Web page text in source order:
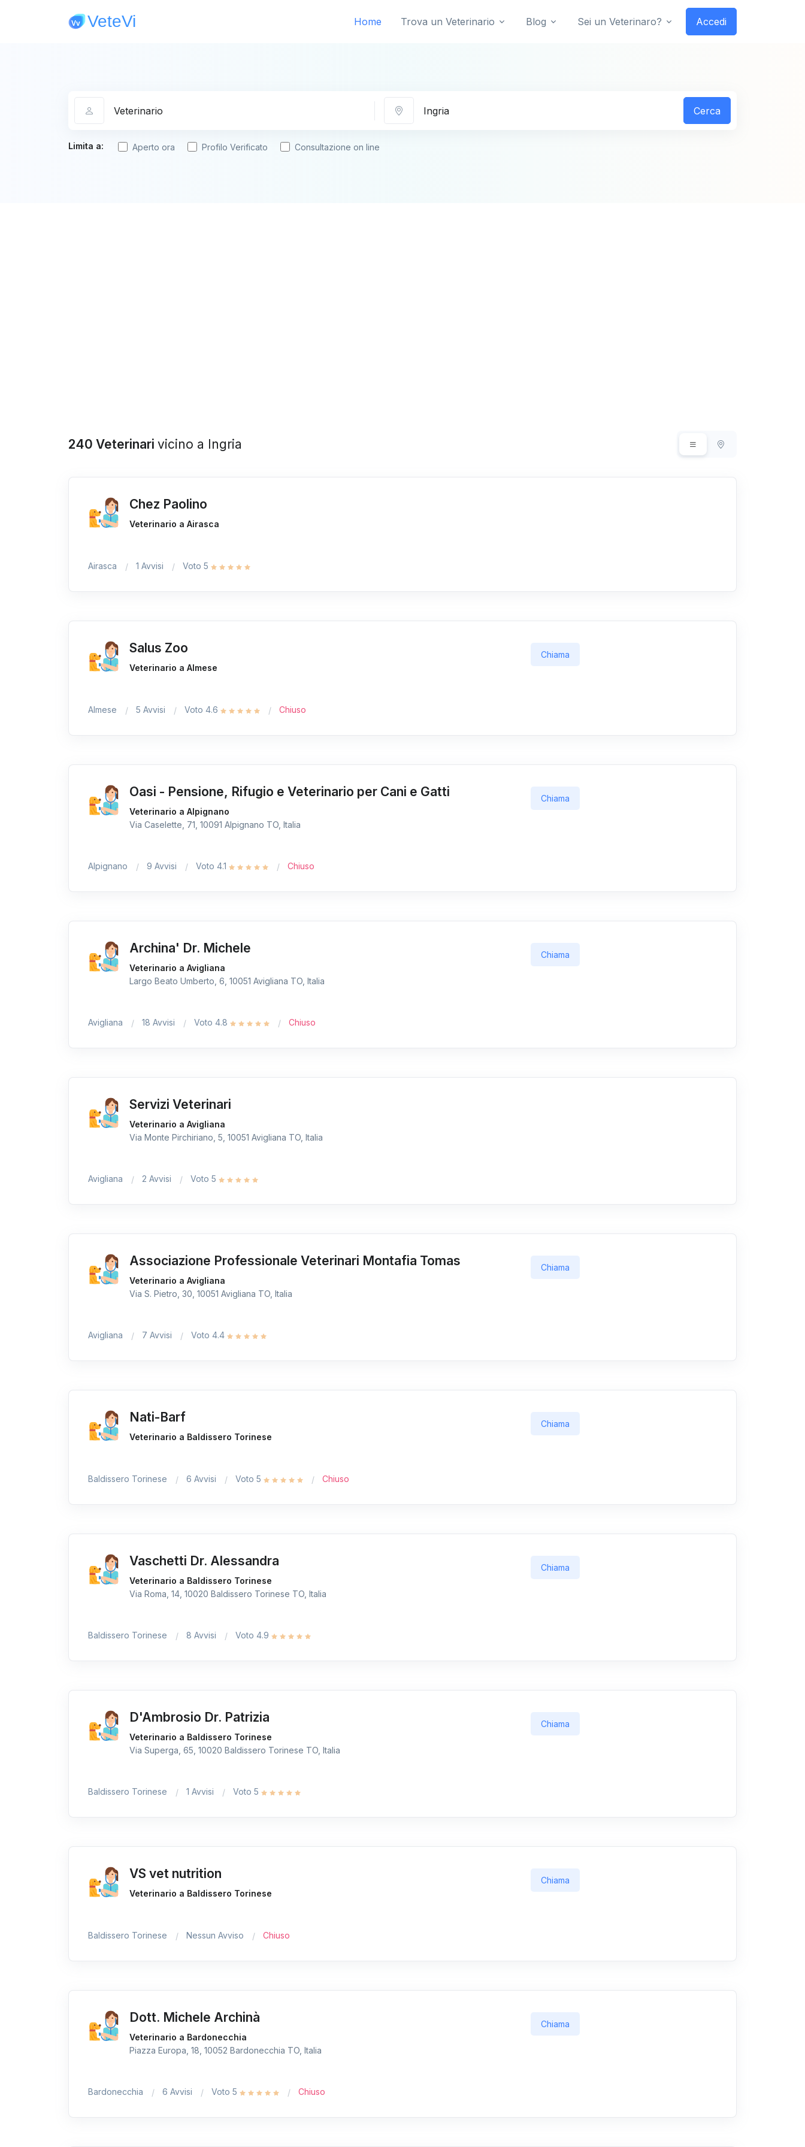
Home Trova un Veterinario Blog Sei un Veterinaro? Accedi
Cerca
Limita a: Aperto ora Profilo Verificato Consultazione on line
240 Veterinari vicino a Ingria
Chez Paolino
Veterinario a Airasca
Airasca 1 Avvisi Voto 5
Salus Zoo
Veterinario a Almese
Chiama
Almese 5 Avvisi Voto 4.6 Chiuso
Oasi - Pensione, Rifugio e Veterinario per Cani e Gatti
Veterinario a Alpignano
Via Caselette, 71, 10091 Alpignano TO, Italia
Chiama
Alpignano 9 Avvisi Voto 4.1 Chiuso
Archina' Dr. Michele
Veterinario a Avigliana
Largo Beato Umberto, 6, 10051 Avigliana TO, Italia
Chiama
Avigliana 18 Avvisi Voto 4.8 Chiuso
Servizi Veterinari
Veterinario a Avigliana
Via Monte Pirchiriano, 5, 10051 Avigliana TO, Italia
Avigliana 2 Avvisi Voto 5
Associazione Professionale Veterinari Montafia Tomas
Veterinario a Avigliana
Via S. Pietro, 30, 10051 Avigliana TO, Italia
Chiama
Avigliana 7 Avvisi Voto 4.4
Nati-Barf
Veterinario a Baldissero Torinese
Chiama
Baldissero Torinese 6 Avvisi Voto 5 Chiuso
Vaschetti Dr. Alessandra
Veterinario a Baldissero Torinese
Via Roma, 14, 10020 Baldissero Torinese TO, Italia
Chiama
Baldissero Torinese 8 Avvisi Voto 4.9
D'Ambrosio Dr. Patrizia
Veterinario a Baldissero Torinese
Via Superga, 65, 10020 Baldissero Torinese TO, Italia
Chiama
Baldissero Torinese 1 Avvisi Voto 5
VS vet nutrition
Veterinario a Baldissero Torinese
Chiama
Baldissero Torinese Nessun Avviso Chiuso
Dott. Michele Archinà
Veterinario a Bardonecchia
Piazza Europa, 18, 10052 Bardonecchia TO, Italia
Chiama
Bardonecchia 6 Avvisi Voto 5 Chiuso